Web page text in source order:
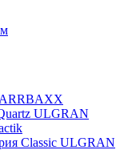
ULGRAN
Classic ULGRAN